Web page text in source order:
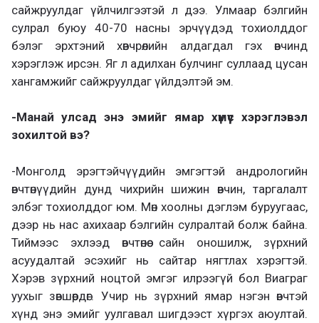
сайжруулдаг үйлчилгээтэй л дээ. Улмаар бэлгийн
сулрал буюу 40-70 насны эрчүүдэд тохиолддог
бэлэг эрхтэний хөвчрөлийн алдагдал гэх өвчинд
хэрэглэж ирсэн. Яг л адилхан булчинг суллаад цусан
хангамжийг сайжруулдаг үйлдэлтэй эм.
-Манай улсад энэ эмийг ямар хүмүүс хэрэглэвэл
зохилтой вэ?
-Монголд эрэгтэйчүүдийн эмгэгтэй андрологийн
өвчтөнүүдийн дунд чихрийн шижин өвчин, таргалалт
элбэг тохиолддог юм. Мөн хоолны дэглэм буруугаас,
дээр нь нас ахихаар бэлгийн сулралтай болж байна.
Тиймээс эхлээд өвчтөнөө сайн оношилж, зүрхний
асуудалтай эсэхийг нь сайтар нягтлах хэрэгтэй.
Хэрэв зүрхний ноцтой эмгэг илрээгүй бол Виаграг
уухыг зөвшөөрдөг. Учир нь зүрхний ямар нэгэн өвчтэй
хүнд энэ эмийг уулгавал шигдээст хүргэх аюултай.